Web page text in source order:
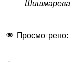
Шишмарева
Просмотрено: